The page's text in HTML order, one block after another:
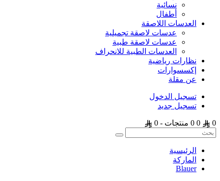
نسائية
أطفال
العدسات اللاصقة
عدسات لاصقة تجميلية
عدسات لاصقة طبية
العدسات الطبية للانحراف
نظارات رياضية
إكسسوارات
عن مقلة
تسجيل الدخول
تسجيل جديد
0
0 0 منتجات - 0
الرئيسية
الماركة
Blauer